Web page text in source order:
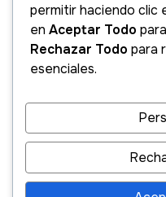
Desde Santo Domingo A
Isla De Cayo Levantado
Samaná
permitir haciendo clic
en Aceptar Todo
Rechazar Todo para
esenciales.